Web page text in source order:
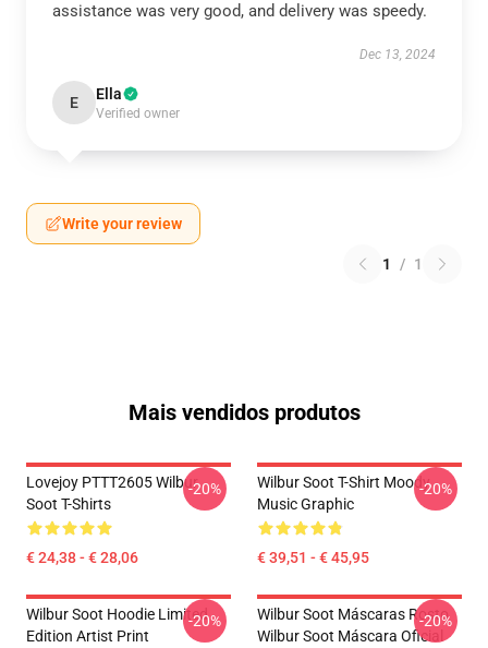
assistance was very good, and delivery was speedy.
Dec 13, 2024
E Ella
Verified owner
Write your review
1 / 1
Mais vendidos produtos
Lovejoy PTTT2605 Wilbur
Soot T-Shirts
€ 24,38 - € 28,06
-20%
Wilbur Soot T-Shirt Moody
Music Graphic
€ 39,51 - € 45,95
-20%
Wilbur Soot Hoodie Limited
Edition Artist Print
-20%
Wilbur Soot Máscaras Rosto
Wilbur Soot Máscara Oficial
-20%